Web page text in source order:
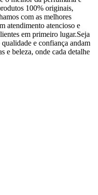
100% originais,
com as melhores
atendimento atencioso e
em primeiro lugar.Seja
e confiança andam
e beleza, onde cada detalhe